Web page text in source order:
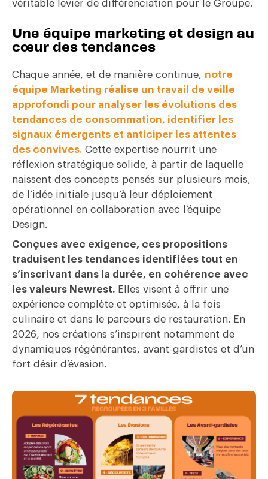
véritable levier de différenciation pour le Groupe.
Une équipe marketing et design au
cœur des tendances
Chaque année, et de manière continue, notre
équipe Marketing réalise un travail de veille
approfondi pour analyser les évolutions des
tendances de consommation, identifier les
signaux émergents et anticiper les attentes
des convives. Cette expertise nourrit une
réflexion stratégique solide, à partir de laquelle
naissent des concepts pensés sur plusieurs mois,
de l’idée initiale jusqu’à leur déploiement
opérationnel en collaboration avec l’équipe
Design.
Conçues avec exigence, ces propositions
traduisent les tendances identifiées tout en
s’inscrivant dans la durée, en cohérence avec
les valeurs Newrest. Elles visent à offrir une
expérience complète et optimisée, à la fois
culinaire et dans le parcours de restauration. En
2026, nos créations s’inspirent notamment de
dynamiques régénérantes, avant-gardistes et d’un
fort désir d’évasion.